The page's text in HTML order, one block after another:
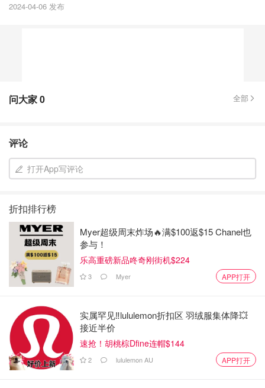
2024-04-06 发布
问大家0 全部
评论
打开App写评论
折扣排行榜
Myer超级周末炸场🔥满$100返$15 Chanel也
参与！
乐高重磅新品咚奇刚街机$224
3 Myer APP打开
实属罕见‼️lululemon折扣区 羽绒服集体降💥
接近半价
速抢！胡桃棕Dfine连帽$144
2 lululemon AU APP打开